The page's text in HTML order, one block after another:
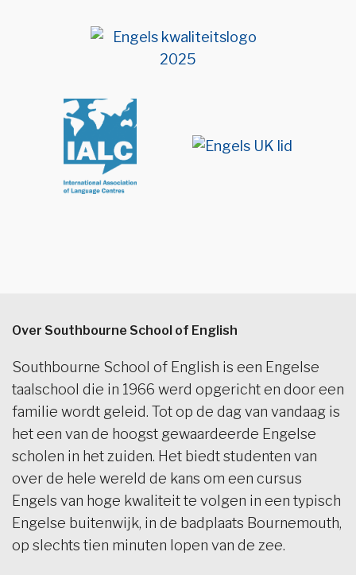
Over Southbourne School of English
Southbourne School of English is een Engelse
taalschool die in 1966 werd opgericht en door een
familie wordt geleid. Tot op de dag van vandaag is
het een van de hoogst gewaardeerde Engelse
scholen in het zuiden. Het biedt studenten van
over de hele wereld de kans om een cursus
Engels van hoge kwaliteit te volgen in een typisch
Engelse buitenwijk, in de badplaats Bournemouth,
op slechts tien minuten lopen van de zee.